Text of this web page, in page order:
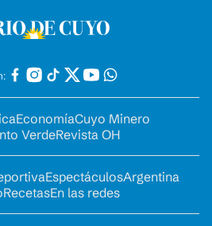
EconomíaCuyo Minero
VerdeRevista OH
EspectáculosArgentina
RecetasEn las redes